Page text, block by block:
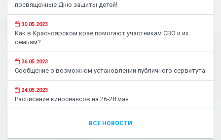
посвященные Дню защиты детей!
30.05.2023
Как в Красноярском крае помогают участникам СВО и их
семьям?
26.05.2023
Сообщение о возможном установлении публичного сервитута
24.05.2023
Расписание киносеансов на 26-28 мая
ВСЕ НОВОСТИ